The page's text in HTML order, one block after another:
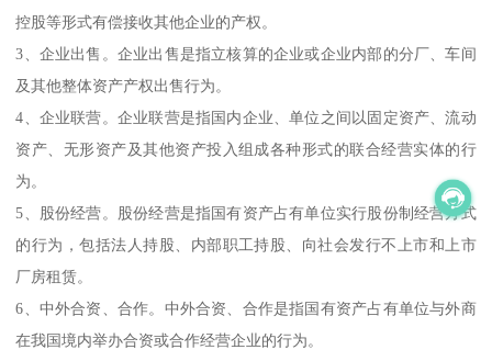
控股等形式有偿接收其他企业的产权。
3、企业出售。企业出售是指立核算的企业或企业内部的分厂、车间
及其他整体资产产权出售行为。
4、企业联营。企业联营是指国内企业、单位之间以固定资产、流动
资产、无形资产及其他资产投入组成各种形式的联合经营实体的行
为。
5、股份经营。股份经营是指国有资产占有单位实行股份制经营方式
的行为，包括法人持股、内部职工持股、向社会发行不上市和上市
厂房租赁。
6、中外合资、合作。中外合资、合作是指国有资产占有单位与外商
在我国境内举办合资或合作经营企业的行为。